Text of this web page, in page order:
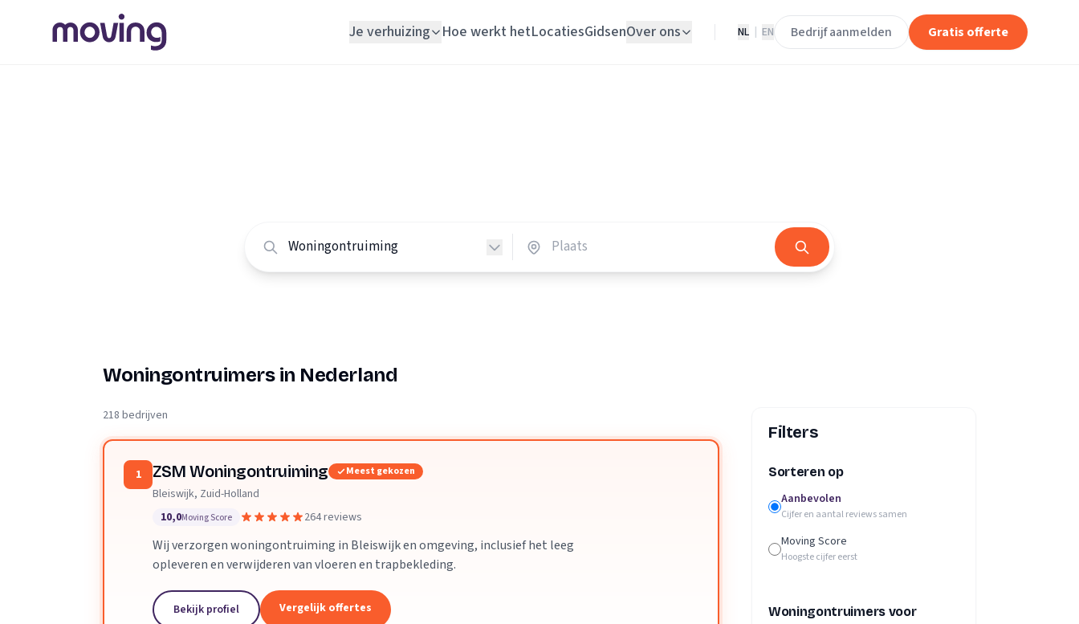
Je verhuizing
Loodgieter
Slotenmaker
Verhuisplanner
Hoe werkt hetLocatiesGidsenOver ons NL EN Bedrijf aanmelden Gratis offerte
Woningontruimers in Nederland
218 bedrijven
1 ZSM Woningontruiming Meest gekozen
Bleiswijk, Zuid-Holland
10,0Moving Score 264 reviews
Wij verzorgen woningontruiming in Bleiswijk en omgeving, inclusief het leeg
opleveren en verwijderen van vloeren en trapbekleding.
Bekijk profiel Vergelijk offertes
Filters
Sorteren op
Aanbevolen
Cijfer en aantal reviews samen
Moving Score
Hoogste cijfer eerst
Woningontruimers voor